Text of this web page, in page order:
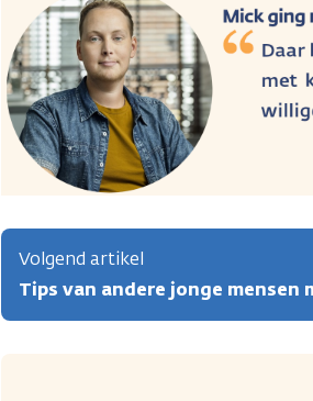
Volgend artikel
Tips van andere jonge mensen